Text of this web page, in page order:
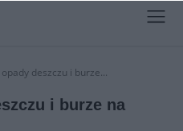
deszczu i burze...
i burze na